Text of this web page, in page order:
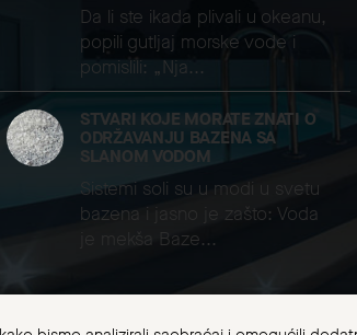
Da li ste ikada plivali u okeanu,
popili gutljaj morske vode i
pomislili: „Nja...
STVARI KOJE MORATE ZNATI O
ODRŽAVANJU BAZENA SA
SLANOM VODOM
Sistemi soli su u modi u svetu
bazena i jasno je zašto: Voda
je mekša Baze...